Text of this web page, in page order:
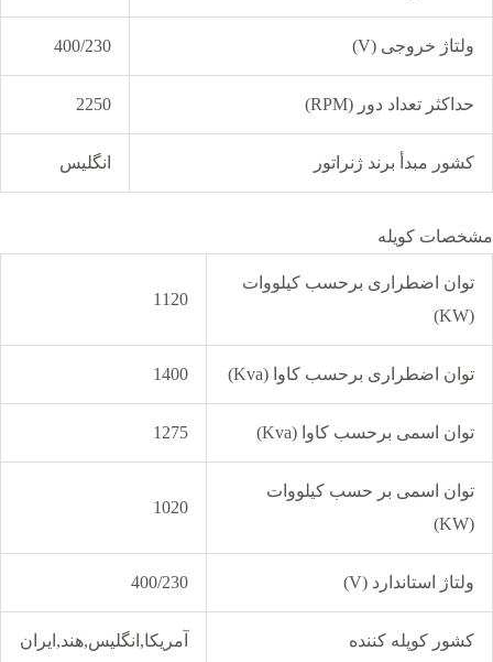
ولتاژ خروجی (V) 400/230
حداکثر تعداد دور (RPM) 2250
کشور مبدأ برند ژنراتور انگلیس
مشخصات کویله
توان اضطراری برحسب کیلووات
(KW)
1120
توان اضطراری برحسب کاوا (Kva) 1400
توان اسمی برحسب کاوا (Kva) 1275
توان اسمی بر حسب کیلووات
(KW)
1020
ولتاژ استاندارد (V) 400/230
کشور کوپله کننده آمریکا,انگلیس,هند,ایران